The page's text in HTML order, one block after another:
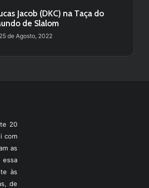
Jacob (DKC) na Taça do
de Slalom
25 de Agosto, 2022
20
com
as
essa
às
de